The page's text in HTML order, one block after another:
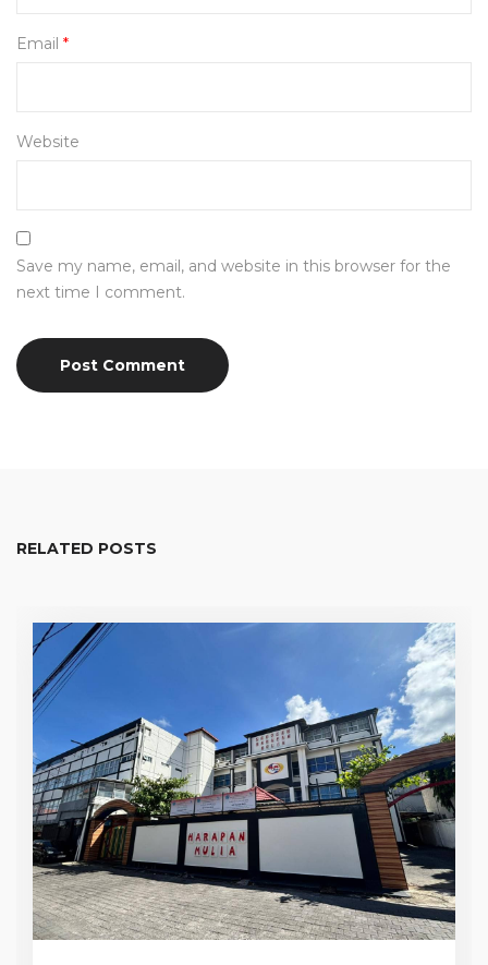
Email *
Website
Save my name, email, and website in this browser for the
next time I comment.
RELATED POSTS